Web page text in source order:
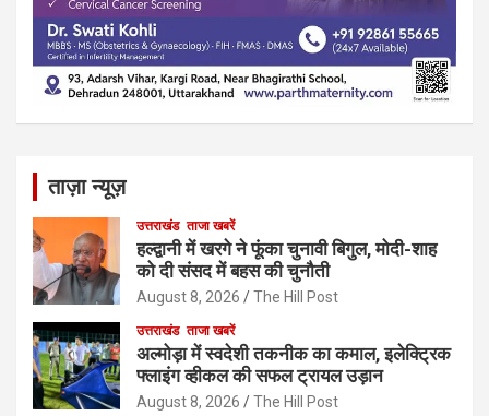
ताज़ा न्यूज़
उत्तराखंड ताजा खबरें
हल्द्वानी में खरगे ने फूंका चुनावी बिगुल, मोदी-शाह
को दी संसद में बहस की चुनौती
August 8, 2026 The Hill Post
उत्तराखंड ताजा खबरें
अल्मोड़ा में स्वदेशी तकनीक का कमाल, इलेक्ट्रिक
फ्लाइंग व्हीकल की सफल ट्रायल उड़ान
August 8, 2026 The Hill Post